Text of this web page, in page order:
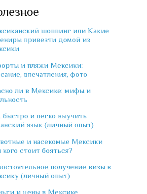
шоппинг или Какие
привезти домой из
и пляжи Мексики:
впечатления, фото
ли в Мексике: мифы и
быстро и легко выучить
язык (личный опыт)
и насекомые Мексики
кого стоит бояться?
получение визы в
(личный опыт)
и цены в Мексике